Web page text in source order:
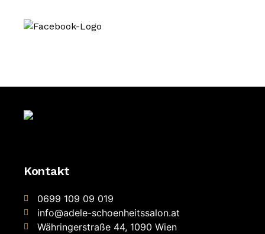
Kontakt
0699 109 09 019
info@adele-schoenheitssalon.at
Währingerstraße 44, 1090 Wien